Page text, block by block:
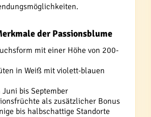
der Passionsblume
mit einer Höhe von 200-
in Weiß mit violett-blauen
bis September
als zusätzlicher Bonus
bis halbschattige Standorte